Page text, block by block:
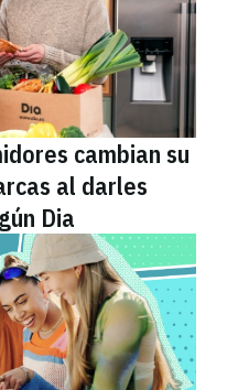
cambian su
al darles
Dia